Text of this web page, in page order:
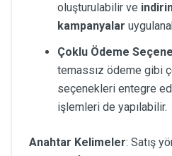
oluşturulabilir ve
kampanyalar
Çoklu Ödeme
temassız ödeme gibi
seçenekleri entegre
işlemleri de yapılabilir.
Anahtar Kelimeler: Satış